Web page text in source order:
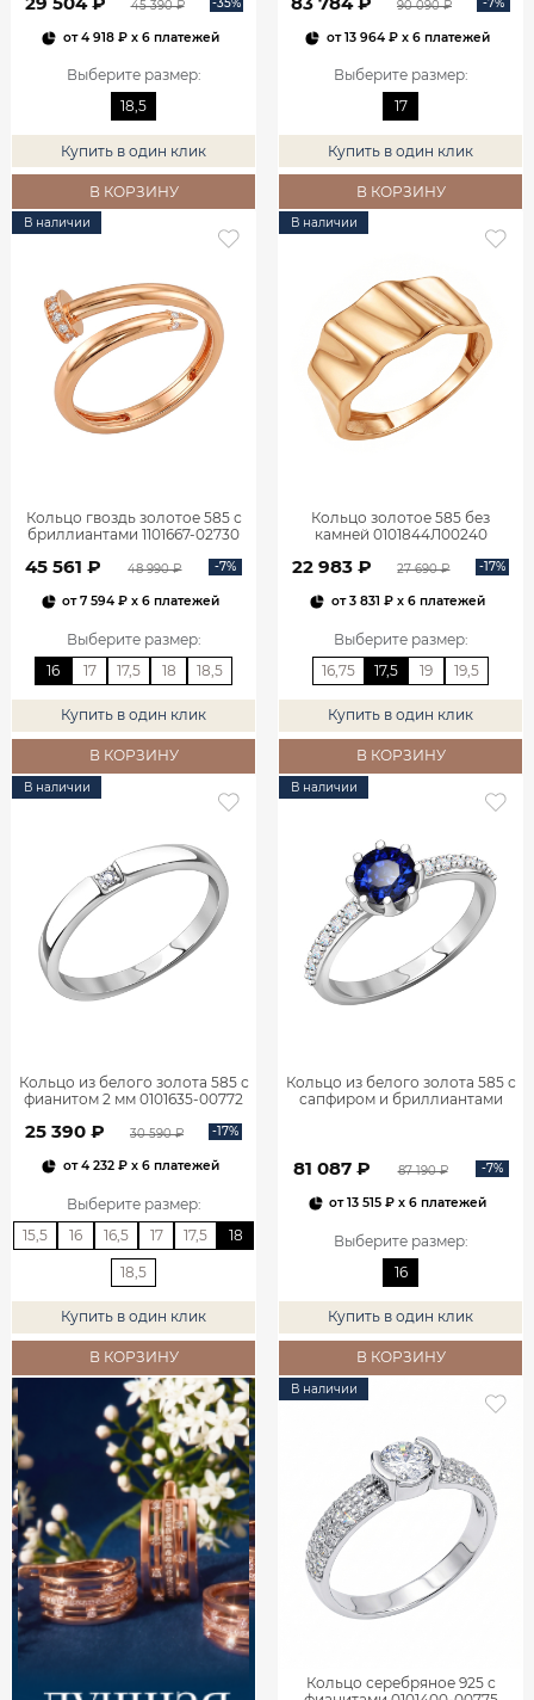
45 390 ₽
от4 918 ₽x 6 платежей
Выберите размер:
18,5
Купить в один клик
В КОРЗИНУ
90 090 ₽
от13 964 ₽x 6 платежей
Выберите размер:
17
Купить в один клик
В КОРЗИНУ
В наличии
Кольцо гвоздь золотое 585 с
бриллиантами 1101667-02730
45 561 ₽ 48 990 ₽ -7%
от7 594 ₽ x 6 платежей
Выберите размер:
16
17 17,5 18 18,5
Купить в один клик
В КОРЗИНУ
В наличии
Кольцо золотое 585 без
камней 0101844Л00240
22 983 ₽ 27 690 ₽ -17%
от3 831 ₽x 6 платежей
Выберите размер:
16,75
17,5 19 19,5
Купить в один клик
В КОРЗИНУ
В наличии
Кольцо из белого золота 585 с
фианитом 2 мм 0101635-00772
25 390 ₽ 30 590 ₽ -17%
от4 232 ₽x 6 платежей
Выберите размер:
15,5
16 16,5 17 17,5 18
18,5
Купить в один клик
В КОРЗИНУ
В наличии
Кольцо из белого золота 585 с
сапфиром и бриллиантами
81 087 ₽ 87 190 ₽ -7%
от13 515 ₽ x 6 платежей
Выберите размер:
16
Купить в один клик
В КОРЗИНУ
В наличии
Кольцо серебряное 925 с